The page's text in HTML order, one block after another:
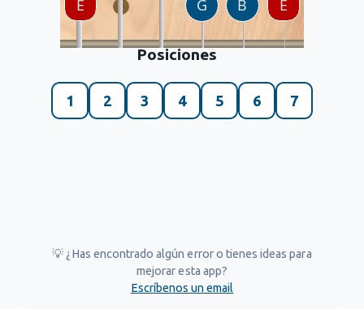
Posiciones
1 2 3 4 5 6 7
💡 ¿Has encontrado algún error o tienes ideas para
mejorar esta app?
Escríbenos un email